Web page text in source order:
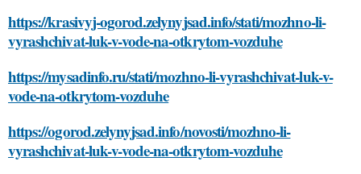
https://krasivyj-ogorod.zelynyjsad.info/stati/mozhno-li-
vyrashchivat-luk-v-vode-na-otkrytom-vozduhe
https://mysadinfo.ru/stati/mozhno-li-vyrashchivat-luk-v-
vode-na-otkrytom-vozduhe
https://ogorod.zelynyjsad.info/novosti/mozhno-li-
vyrashchivat-luk-v-vode-na-otkrytom-vozduhe